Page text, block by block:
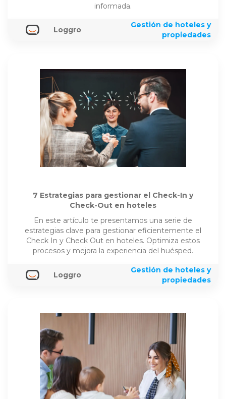
informada.
Loggro
Gestión de hoteles y
propiedades
7 Estrategias para gestionar el Check-In y
Check-Out en hoteles
En este artículo te presentamos una serie de
estrategias clave para gestionar eficientemente el
Check In y Check Out en hoteles. Optimiza estos
procesos y mejora la experiencia del huésped.
Loggro
Gestión de hoteles y
propiedades